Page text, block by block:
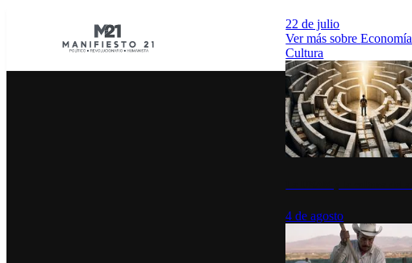
22 de julio
Ver más sobreEconomía
Cultura
4 de agosto